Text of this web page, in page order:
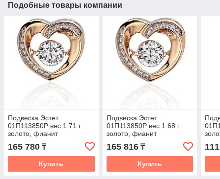
Подобные товары компании
Подвеска Эстет
01П113850Р вес 1.71 г
золото, фианит
165 780 ₸
Купить
Подвеска Эстет
01П113850Р вес 1.68 г
золото, фианит
165 816₸
Купить